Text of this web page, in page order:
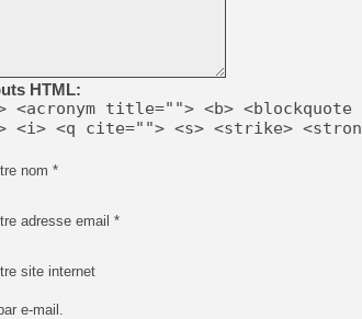
[Mo5] Deux inédits du
[GK] Le beat'em up The
[GK] Endless Legend 2 :
[LS] [PS5] Le WebKit
[GK] Oubliez Crazy Taxi,
[LS] [Switch] NSZ 5.0.0
[GK] Bethesda fête les 30
HTML:
title=""> <b> <blockquote
<i> <q cite=""> <s> <strike>
nom *
adresse email *
site internet
e-mail.